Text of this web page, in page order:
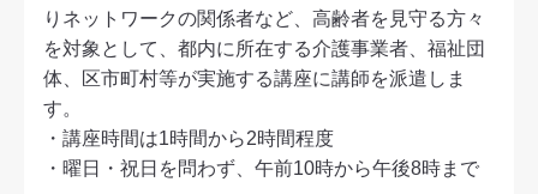
りネットワークの関係者など、高齢者を見守る方々
を対象として、都内に所在する介護事業者、福祉団
体、区市町村等が実施する講座に講師を派遣しま
す。
・講座時間は1時間から2時間程度
・曜日・祝日を問わず、午前10時から午後8時まで